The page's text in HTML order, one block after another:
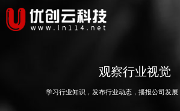
观察行业视觉
学习行业知识，发布行业动态，播报公司发展